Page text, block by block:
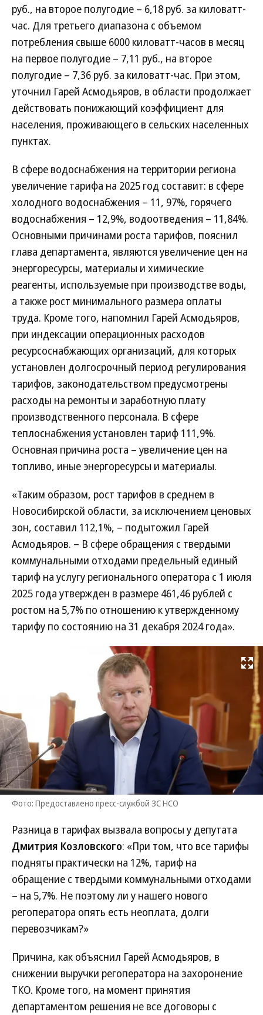
руб., на второе полугодие – 6,18 руб. за киловатт-
час. Для третьего диапазона с объемом
потребления свыше 6000 киловатт-часов в месяц
на первое полугодие – 7,11 руб., на второе
полугодие – 7,36 руб. за киловатт-час. При этом,
уточнил Гарей Асмодьяров, в области продолжает
действовать понижающий коэффициент для
населения, проживающего в сельских населенных
пунктах.
В сфере водоснабжения на территории региона
увеличение тарифа на 2025 год составит: в сфере
холодного водоснабжения – 11, 97%, горячего
водоснабжения – 12,9%, водоотведения – 11,84%.
Основными причинами роста тарифов, пояснил
глава департамента, являются увеличение цен на
энергоресурсы, материалы и химические
реагенты, используемые при производстве воды,
а также рост минимального размера оплаты
труда. Кроме того, напомнил Гарей Асмодьяров,
при индексации операционных расходов
ресурсоснабжающих организаций, для которых
установлен долгосрочный период регулирования
тарифов, законодательством предусмотрены
расходы на ремонты и заработную плату
производственного персонала. В сфере
теплоснабжения установлен тариф 111,9%.
Основная причина роста – увеличение цен на
топливо, иные энергоресурсы и материалы.
«Таким образом, рост тарифов в среднем в
Новосибирской области, за исключением ценовых
зон, составил 112,1%, – подытожил Гарей
Асмодьяров. – В сфере обращения с твердыми
коммунальными отходами предельный единый
тариф на услугу регионального оператора с 1 июля
2025 года утвержден в размере 461,46 рублей с
ростом на 5,7% по отношению к утвержденному
тарифу по состоянию на 31 декабря 2024 года».
Развернуть
Фото: Предоставлено пресс-службой ЗС НСО
Разница в тарифах вызвала вопросы у депутата
Дмитрия Козловского: «При том, что все тарифы
подняты практически на 12%, тариф на
обращение с твердыми коммунальными отходами
– на 5,7%. Не поэтому ли у нашего нового
регоператора опять есть неоплата, долги
перевозчикам?»
Причина, как объяснил Гарей Асмодьяров, в
снижении выручки регоператора на захоронение
ТКО. Кроме того, на момент принятия
департаментом решения не все договоры с